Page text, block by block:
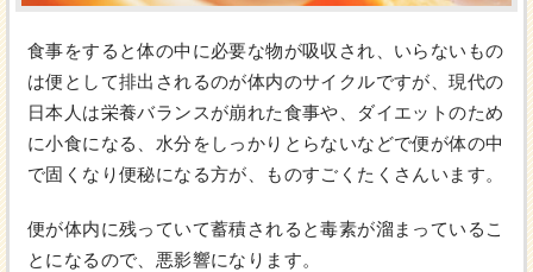
食事をすると体の中に必要な物が吸収され、いらないもの
は便として排出されるのが体内のサイクルですが、現代の
日本人は栄養バランスが崩れた食事や、ダイエットのため
に小食になる、水分をしっかりとらないなどで便が体の中
で固くなり便秘になる方が、ものすごくたくさんいます。
便が体内に残っていて蓄積されると毒素が溜まっているこ
とになるので、悪影響になります。